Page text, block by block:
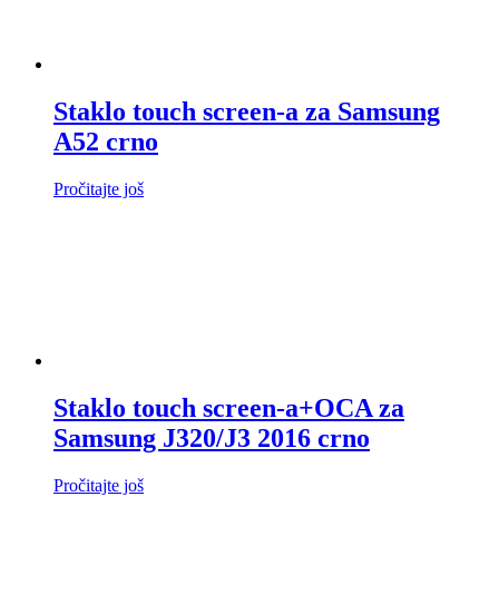
Staklo touch screen-a za Samsung
A52 crno
Pročitajte još
Staklo touch screen-a+OCA za
Samsung J320/J3 2016 crno
Pročitajte još